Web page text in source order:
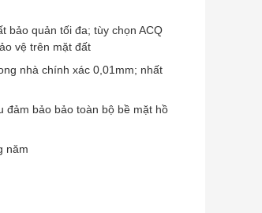
bảo quản tối đa; tùy chọn ACQ
vệ trên mặt đất
nhà chính xác 0,01mm; nhất
đảm bảo bảo toàn bộ bề mặt hồ
năm